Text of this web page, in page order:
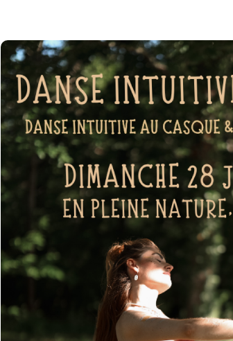
Bienfaits
relâcher les tensions physiques et
se reconnecter à son corps
libérer les émotions
apaiser le système nerveux
retrouver un espace de calme et de
Un espace pour se déposer, ressentir et se
et les vibrations.
Infos pratiques:
• Lieu: en extérieur, les pieds dans
Luisant, Barjouvilles. Lieu précis
• Durée: 2h
• Casques fournis
• Tenue confortable conseillée
• Tapis de yoga conseillé
• Petit carnet et crayon conseillés